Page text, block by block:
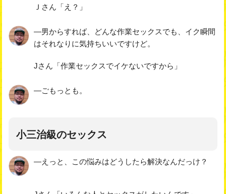
Ｊさん「え？」
―男からすれば、どんな作業セックスでも、イク瞬間
はそれなりに気持ちいいですけど。
Jさん「作業セックスでイケないですから」
―ごもっとも。
小三治級のセックス
―えっと、この悩みはどうしたら解決なんだっけ？